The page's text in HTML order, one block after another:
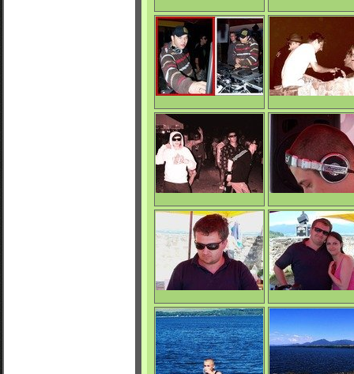
Grining
0/4020
0/4072
La Mara Beat
La Mara Beat
0/3877
Petter
Wanted
0/4151